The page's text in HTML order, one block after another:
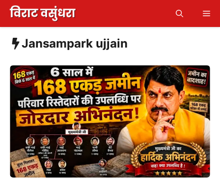
Skip
content
Jansampark ujjain